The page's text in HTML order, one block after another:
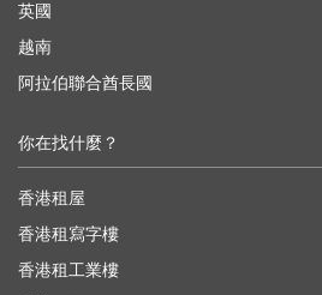
英國
越南
阿拉伯聯合酋長國
你在找什麼？
香港租屋
香港租寫字樓
香港租工業樓